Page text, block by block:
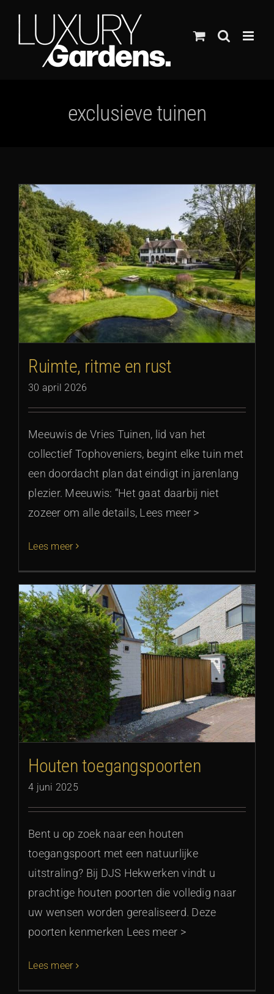
inhoud
exclusieve tuinen
Ruimte, ritme en rust
30 april 2026
Meeuwis de Vries Tuinen, lid van het
collectief Tophoveniers, begint elke tuin met
een doordacht plan dat eindigt in jarenlang
plezier. Meeuwis: “Het gaat daarbij niet
zozeer om alle details, Lees meer >
Lees meer
Houten toegangspoorten
4 juni 2025
Bent u op zoek naar een houten
toegangspoort met een natuurlijke
uitstraling? Bij DJS Hekwerken vindt u
prachtige houten poorten die volledig naar
uw wensen worden gerealiseerd. Deze
poorten kenmerken Lees meer >
Lees meer